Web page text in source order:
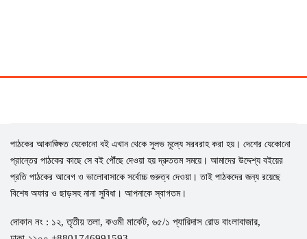
পাঠকের আকাঙ্ক্ষিত যেকোনো বই এখান থেকে সুলভ মূল্যে সরবরাহ করা হয়। দেশের যেকোনো
প্রান্তের পাঠকের কাছে সে বই পৌঁছে দেওয়া হয় দ্রুততম সময়ে। আমাদের উদ্দেশ্য বইয়ের
প্রতি পাঠকের আবেগ ও ভালোবাসাকে সর্বোচ্চ গুরুত্ব দেওয়া। তাই পাঠকদের জন্য রয়েছে
বিশেষ অফার ও ছাড়সহ নানা সুবিধা। আপনাকে স্বাগতম।
দোকান নং : ১২, তৃতীয় তলা, কওমী মার্কেট, ৬৫/১ প্যারিদাস রোড বাংলাবাজার,